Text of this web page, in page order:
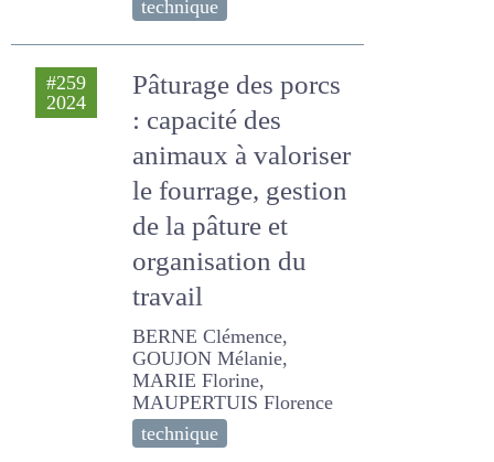
Pâturage des porcs
: capacité des
animaux à
valoriser le
fourrage, gestion
de la pâture et
organisation du
travail
BERNE Clémence,
GOUJON Mélanie, MARIE
Florine, MAUPERTUIS
Florence
technique